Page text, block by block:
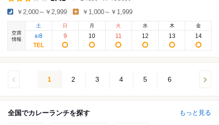
￥2,000～￥2,999 ￥1,000～￥1,999
空席
情報
土
8/8
日
9
月
10
火
11
水
12
木
13
金
14
1 2 3 4 5 6
全国でカレーランチを探す もっと見る